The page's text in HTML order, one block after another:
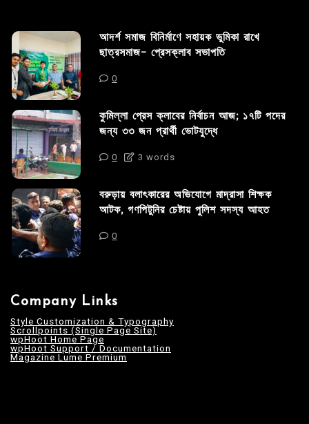
আদর্শ সমাজ বিনির্মাণে সহায়ক ভুমিকা রাখে
ছাত্রসমাজ- প্রেসক্লাব সভাপতি
0
কুমিল্লা প্রেস ক্লাবের নির্বাচন আজ; ১৭টি পদের
জন্য ৩৩ জন প্রার্থী ভোটযুদ্ধে
0 3 words
বরুড়ায় বলাৎকারের অভিযোগে মাদ্রাসা শিক্ষক
আটক, গণপিটুনির চেষ্টায় পুলিশ সদস্য আহত
0
Company Links
Style Customization & Typography
Scrollpoints (Single Page Site)
wpHoot Home Page
wpHoot Support / Documentation
Magazine Lume Premium